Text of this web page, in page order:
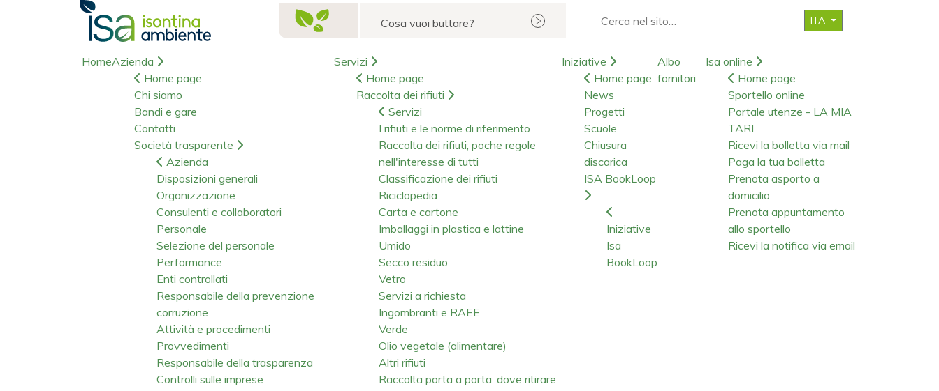
Cerca
ITA
HomeAzienda
Home page
Chi siamo
Bandi e gare
Contatti
Società trasparente
Azienda
Disposizioni generali
Organizzazione
Consulenti e collaboratori
Personale
Selezione del personale
Performance
Enti controllati
Responsabile della prevenzione
corruzione
Attività e procedimenti
Provvedimenti
Responsabile della trasparenza
Controlli sulle imprese
Servizi
Home page
Raccolta dei rifiuti
Servizi
I rifiuti e le norme di riferimento
Raccolta dei rifiuti; poche regole
nell'interesse di tutti
Classificazione dei rifiuti
Riciclopedia
Carta e cartone
Imballaggi in plastica e lattine
Umido
Secco residuo
Vetro
Servizi a richiesta
Ingombranti e RAEE
Verde
Olio vegetale (alimentare)
Altri rifiuti
Raccolta porta a porta: dove ritirare
Iniziative
Home page
News
Progetti
Scuole
Chiusura
discarica
ISA BookLoop
Iniziative
Isa
BookLoop
Albo
fornitori
Isa online
Home page
Sportello online
Portale utenze - LA MIA
TARI
Ricevi la bolletta via mail
Paga la tua bolletta
Prenota asporto a
domicilio
Prenota appuntamento
allo sportello
Ricevi la notifica via email